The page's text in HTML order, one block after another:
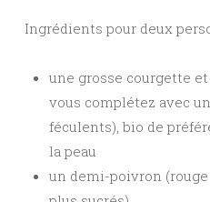
Ingrédients pour deux
une grosse courgette
vous complétez avec
féculents), bio de
la peau
un demi-poivron